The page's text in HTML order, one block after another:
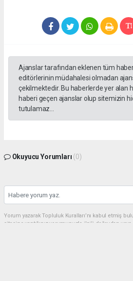
Ajanslar tarafından eklenen tüm
editörlerinin müdahalesi olmadan
çekilmektedir. Bu haberlerde yer alan
haberi geçen ajanslar olup sitemizin
tutulamaz...
Okuyucu Yorumları (0)
Yorum yazarak Topluluk Kuralları’nı kabul etmiş
sitesine yaptığınız yorumunuzla ilgili doğrudan